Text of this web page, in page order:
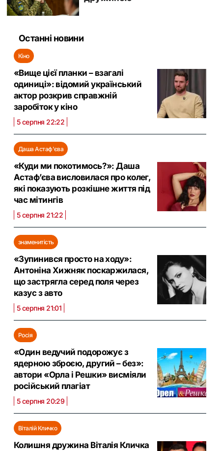
Останні новини
Кіно
«Вище цієї планки – взагалі
одиниці»: відомий український
актор розкрив справжній
заробіток у кіно
5 серпня 22:22
Даша Астаф'єва
«Куди ми покотимось?»: Даша
Астаф’єва висловилася про колег,
які показують розкішне життя під
час мітингів
5 серпня 21:22
знаменитість
«Зупинився просто на ходу»:
Антоніна Хижняк поскаржилася,
що застрягла серед поля через
казус з авто
5 серпня 21:01
Росія
«Один ведучий подорожує з
ядерною зброєю, другий – без»:
автори «Орла і Решки» висміяли
російський плагіат
5 серпня 20:29
Віталій Кличко
Колишня дружина Віталія Кличка